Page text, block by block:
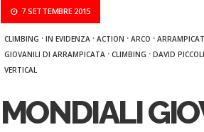
7 SETTEMBRE 2015
CLIMBING · IN EVIDENZA · ACTION · ARCO ·
GIOVANILI DI ARRAMPICATA · CLIMBING · DAVID
VERTICAL
MONDIALI